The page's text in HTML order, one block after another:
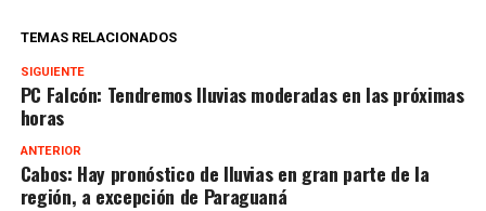
TEMAS RELACIONADOS
SIGUIENTE
PC Falcón: Tendremos lluvias moderadas en las próximas
horas
ANTERIOR
Cabos: Hay pronóstico de lluvias en gran parte de la
región, a excepción de Paraguaná